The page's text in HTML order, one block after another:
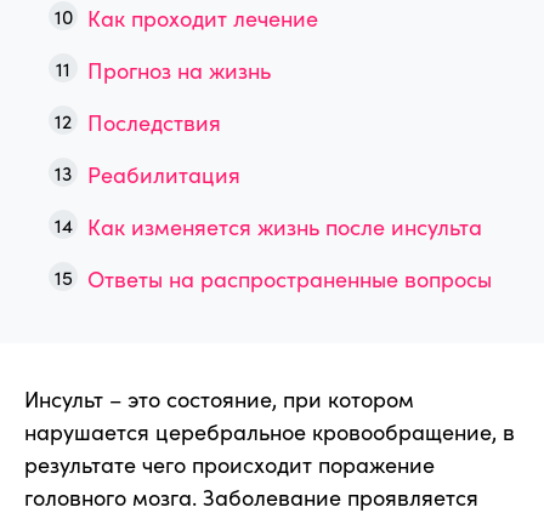
Как проходит лечение
Прогноз на жизнь
Последствия
Реабилитация
Как изменяется жизнь после инсульта
Ответы на распространенные вопросы
Инсульт – это состояние, при котором
нарушается церебральное кровообращение, в
результате чего происходит поражение
головного мозга. Заболевание проявляется